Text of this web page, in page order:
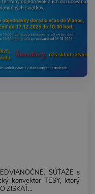
SÚŤAŽE s
konvektor TESY, ktorý
ZÍSKAŤ...